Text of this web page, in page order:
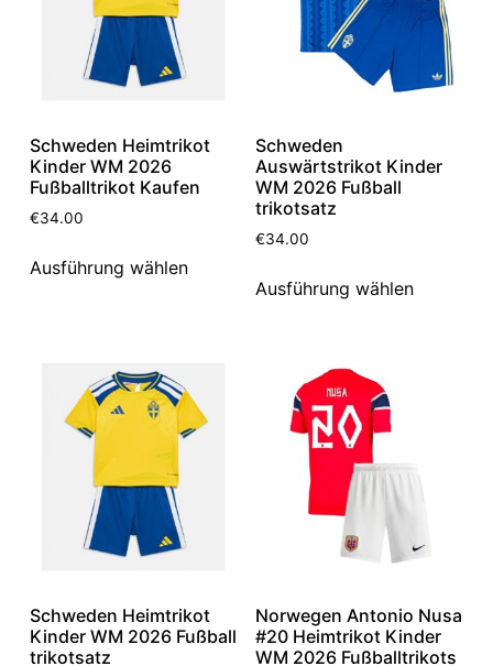
Schweden Heimtrikot
Kinder WM 2026
Fußballtrikot Kaufen
€34.00
Ausführung wählen
Schweden
Auswärtstrikot Kinder
WM 2026 Fußball
trikotsatz
€34.00
Ausführung wählen
Schweden Heimtrikot
Kinder WM 2026 Fußball
trikotsatz
Norwegen Antonio Nusa
#20 Heimtrikot Kinder
WM 2026 Fußballtrikots